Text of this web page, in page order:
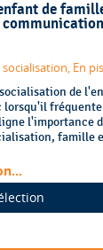
de
En
de
lorsqu'il
l'importance
famille